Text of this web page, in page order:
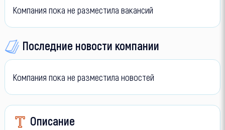
Компания пока не разместила вакансий
Последние новости компании
Компания пока не разместила новостей
Описание